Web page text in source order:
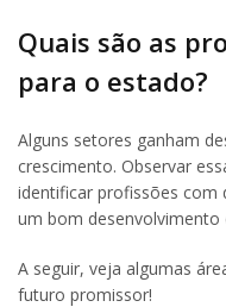
Quais são as
para o estado?
Alguns setores ganham
crescimento. Observar
identificar profissões com
um bom
A seguir, veja algumas
futuro promissor!